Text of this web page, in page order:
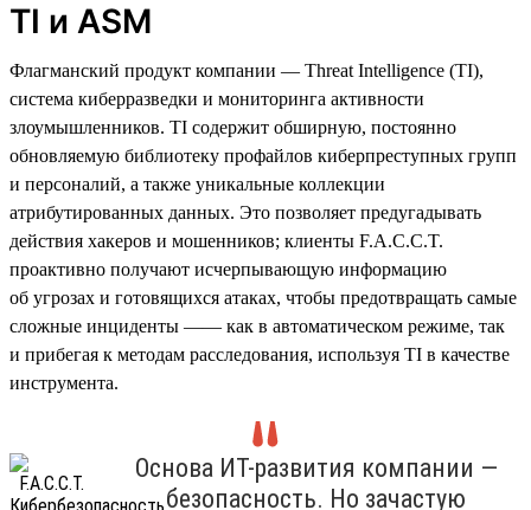
TI и ASM
Флагманский продукт компании — Threat Intelligence (TI),
система киберразведки и мониторинга активности
злоумышленников. TI содержит обширную, постоянно
обновляемую библиотеку профайлов киберпреступных групп
и персоналий, а также уникальные коллекции
атрибутированных данных. Это позволяет предугадывать
действия хакеров и мошенников; клиенты F.A.C.C.T.
проактивно получают исчерпывающую информацию
об угрозах и готовящихся атаках, чтобы предотвращать самые
сложные инциденты —— как в автоматическом режиме, так
и прибегая к методам расследования, используя TI в качестве
инструмента.
Основа ИТ-развития компании —
безопасность. Но зачастую